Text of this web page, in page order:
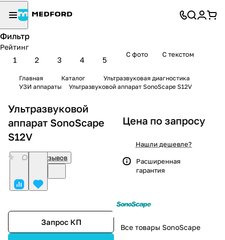
Фильтр
Рейтинг
1 2 3 4 5
С фото С текстом
Главная Каталог
Ультразвуковая диагностика
УЗИ аппараты
Ультразвуковой аппарат SonoScape S12V
Ультразвуковой
аппарат SonoScape
S12V
Нет отзывов
Запрос КП
Цена по запросу
Нашли дешевле?
Расширенная
гарантия
Все товары SonoScape